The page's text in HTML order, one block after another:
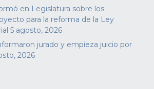
en Legislatura sobre los
para la reforma de la Ley
5 agosto, 2026
jurado y empieza juicio por
2026